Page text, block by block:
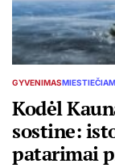
POSTED
GYVENIMAS
Kodėl
sostine:
patarimai